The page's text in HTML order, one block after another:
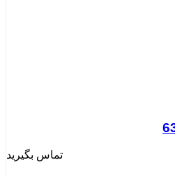
تماس بگیرید